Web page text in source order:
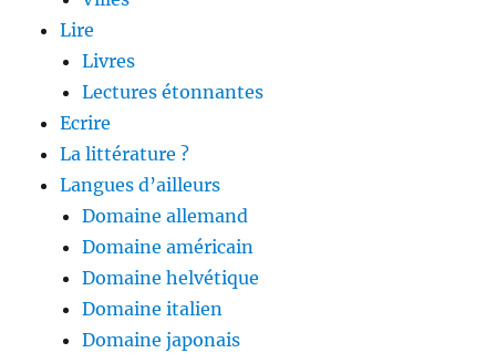
Lire
Livres
Lectures étonnantes
Ecrire
La littérature ?
Langues d’ailleurs
Domaine allemand
Domaine américain
Domaine helvétique
Domaine italien
Domaine japonais